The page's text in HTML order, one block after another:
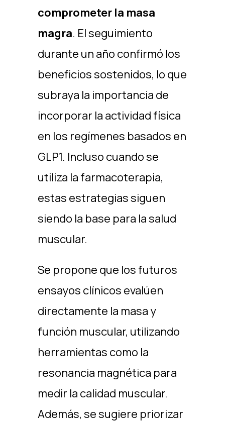
comprometer la masa
magra. El seguimiento
durante un año confirmó los
beneficios sostenidos, lo que
subraya la importancia de
incorporar la actividad física
en los regímenes basados en
GLP1. Incluso cuando se
utiliza la farmacoterapia,
estas estrategias siguen
siendo la base para la salud
muscular.
Se propone que los futuros
ensayos clínicos evalúen
directamente la masa y
función muscular, utilizando
herramientas como la
resonancia magnética para
medir la calidad muscular.
Además, se sugiere priorizar